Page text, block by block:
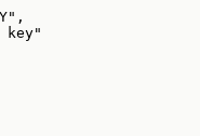
" ,
key"